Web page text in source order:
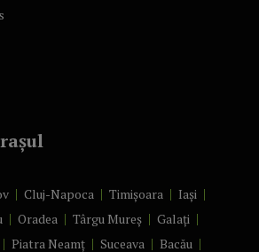
Cluj-Napoca Timișoara
Iași
Oradea Târgu Mureș
Galați
Piatra Neamț Suceava
Bacău